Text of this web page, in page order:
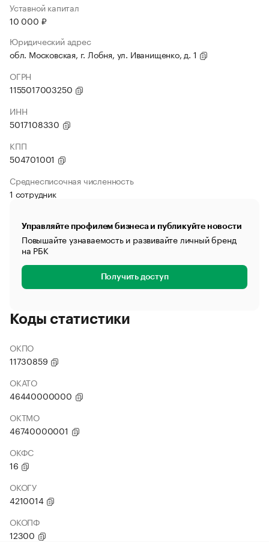
Уставной капитал
10 000 ₽
Юридический адрес
обл. Московская, г. Лобня, ул. Иванищенко, д. 1
ОГРН
1155017003250
ИНН
5017108330
КПП
504701001
Среднесписочная численность
1 сотрудник
Управляйте профилем бизнеса и публикуйте новости
Повышайте узнаваемость и развивайте личный бренд
на РБК
Получить доступ
Коды статистики
ОКПО
11730859
ОКАТО
46440000000
ОКТМО
46740000001
ОКФС
16
ОКОГУ
4210014
ОКОПФ
12300